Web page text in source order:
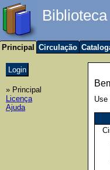
Principal Circulação
» Principal
Licença
Ajuda
Use